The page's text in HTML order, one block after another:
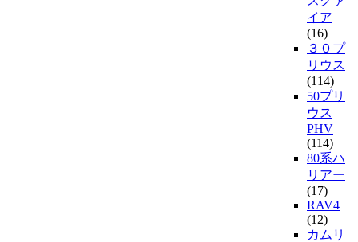
イア
(16)
３０プ
リウス
(114)
50プリ
ウス
PHV
(114)
80系ハ
リアー
(17)
RAV4
(12)
カムリ